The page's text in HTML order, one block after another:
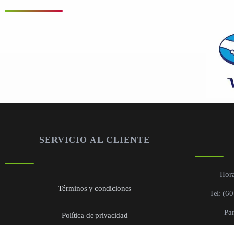
SERVICIO AL CLIENTE
Términos y condiciones
Política de privacidad
Tel: